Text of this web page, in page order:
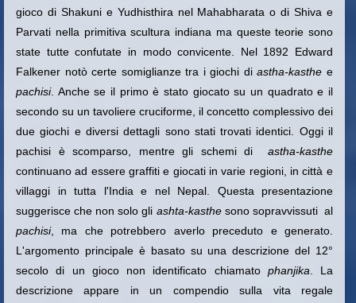
gioco di Shakuni eYudhisthira nel Mahabharata o di Shiva e
Parvati nella primitiva scultura indiana ma queste teorie sono
state tutte confutate in modo convicente. Nel 1892 Edward
Falkener notò certe somiglianze tra i giochi diastha-kasthe e
pachisi. Anche se il primo è stato giocato su un quadrato e il
secondo su un tavoliere cruciforme, il concetto complessivo dei
due giochi e diversi dettagli sono stati trovati identici. Oggi il
pachisi è scomparso, mentre gli schemi diastha-kasthe
continuano ad essere graffiti e giocati in varie regioni, in città e
villaggi in tutta l'India e nel Nepal. Questa presentazione
suggerisce che non solo gli ashta-kasthesono sopravvissuti al
pachisi, ma che potrebbero averlo preceduto e generato.
L'argomento principale è basato su una descrizione del 12°
secolo di un gioco non identificato chiamato phanjika. La
descrizione appare in un compendio sulla vita regale